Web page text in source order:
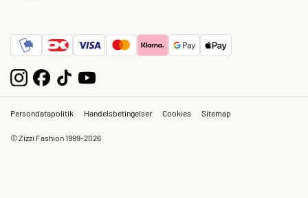
Persondatapolitik Handelsbetingelser Cookies Sitemap
© Zizzi Fashion 1999-2026